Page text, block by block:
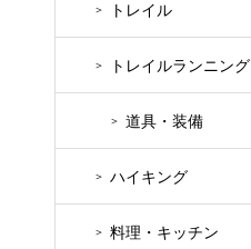
トレイル
トレイルランニング
道具・装備
ハイキング
料理・キッチン